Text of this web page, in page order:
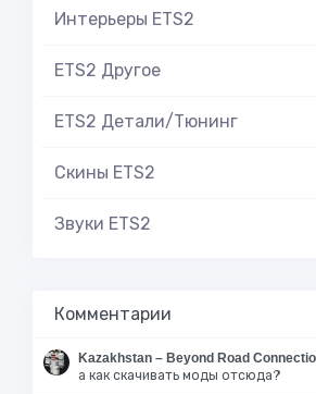
Интерьеры ETS2
ETS2 Другое
ETS2 Детали/Тюнинг
Скины ETS2
Звуки ETS2
Комментарии
Kazakhstan – Beyond Road
а как скачивать моды отсюда?